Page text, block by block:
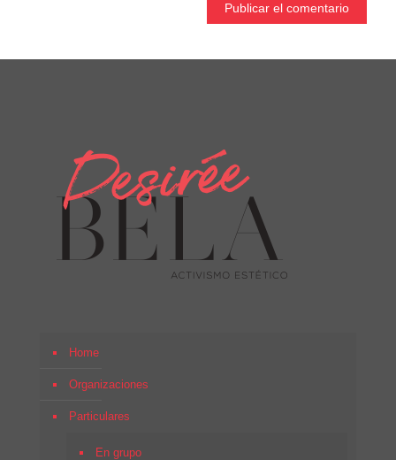
Home
Organizaciones
Particulares
En grupo